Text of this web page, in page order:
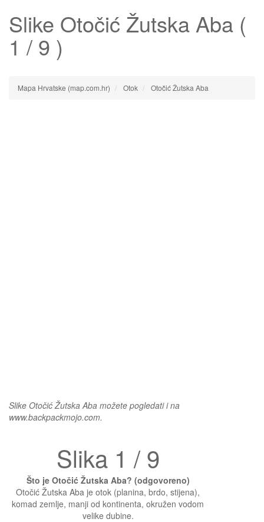
Slike Otočić Žutska Aba (
1 / 9 )
Mapa Hrvatske (map.com.hr) Otok Otočić Žutska Aba
Slike Otočić Žutska Aba možete pogledati i na
www.backpackmojo.com.
Slika 1 / 9
Što je Otočić Žutska Aba? (odgovoreno)
Otočić Žutska Aba je otok (planina, brdo, stijena),
komad zemlje, manji od kontinenta, okružen vodom
velike dubine.